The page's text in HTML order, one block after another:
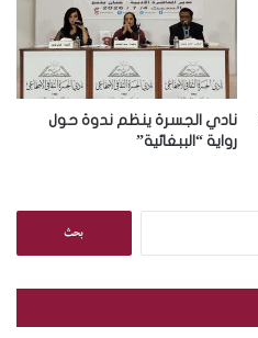
نادي الجسرة ينظم ندوة حول
رواية “الببغائية”
ح